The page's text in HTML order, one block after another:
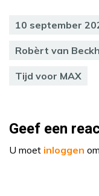
10 september
Robèrt van
Tijd voor MAX
Geef een
U moet inloggen